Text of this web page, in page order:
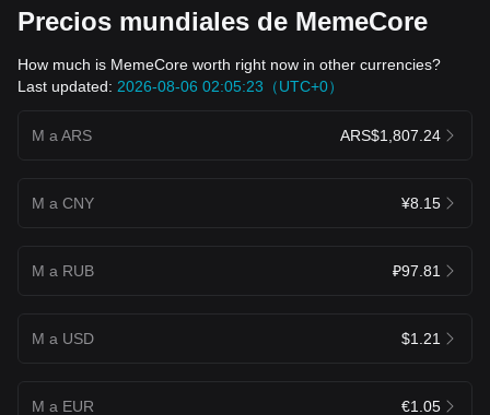
Precios mundiales de MemeCore
How much is MemeCore worth right now in other currencies?
Last updated: 2026-08-06 02:05:23（UTC+0）
M a ARS ARS$1,807.24
M a CNY ¥8.15
M a RUB ₽97.81
M a USD $1.21
M a EUR €1.05